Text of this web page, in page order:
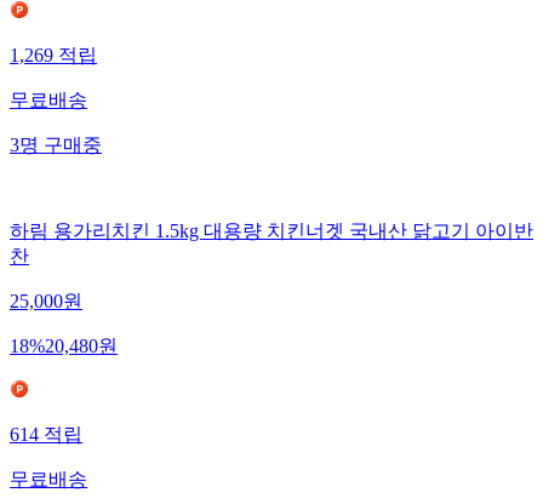
1,269적립
무료배송
3명구매중
하림 용가리치킨 1.5kg 대용량 치킨너겟 국내산 닭고기 아이반
찬
25,000원
18%20,480원
614적립
무료배송